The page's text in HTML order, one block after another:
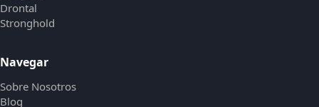
Drontal
Stronghold
Navegar
Sobre Nosotros
Blog